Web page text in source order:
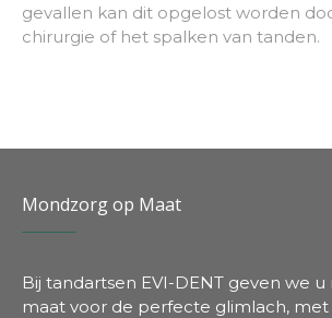
gevallen kan dit opgelost worden
chirurgie of het spalken van tanden.
Mondzorg op Maat
Bij tandartsen EVI-DENT geven we
maat voor de perfecte glimlach,